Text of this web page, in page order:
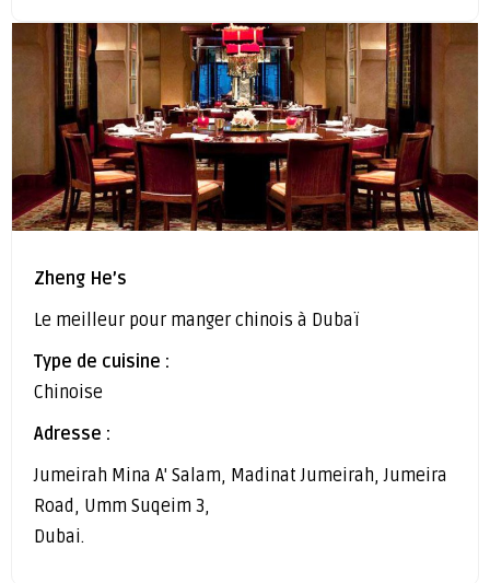
Zheng He’s
Le meilleur pour manger chinois à Dubaï
Type de cuisine :
Chinoise
Adresse :
Jumeirah Mina A' Salam, Madinat Jumeirah, Jumeira
Road, Umm Suqeim 3,
Dubai.